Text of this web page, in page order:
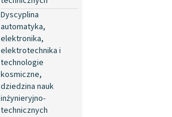
Dyscyplina
automatyka,
elektronika,
elektrotechnika i
technologie
kosmiczne,
dziedzina nauk
inżynieryjno-
technicznych